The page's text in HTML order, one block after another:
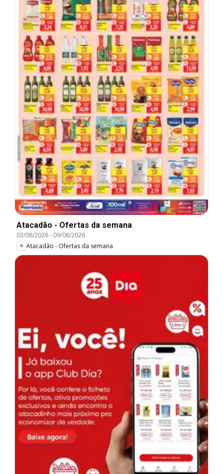
Atacadão - Ofertas da semana
03/08/2026- 09/08/2026
Atacadão - Ofertas da semana